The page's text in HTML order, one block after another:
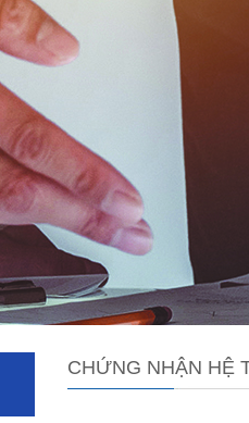
CHỨNG NHẬN HỆ